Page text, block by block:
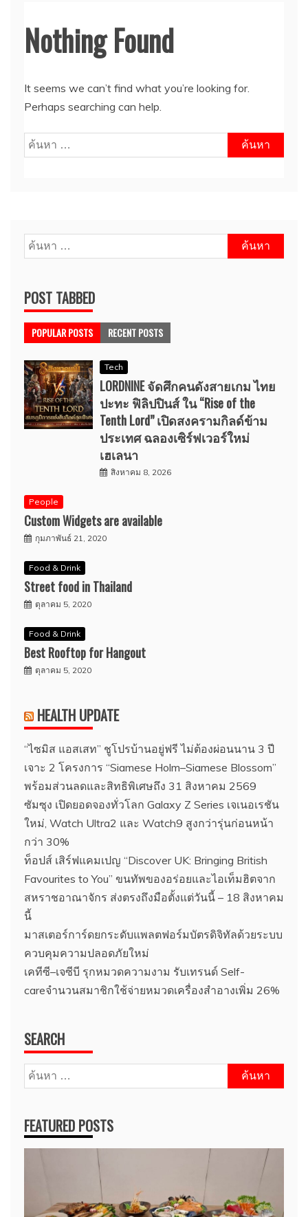
Nothing Found
It seems we can’t find what you’re looking for.
Perhaps searching can help.
ค้นหา
สำหรับ:
ค้นหา
สำหรับ:
POST TABBED
POPULAR POSTS RECENT POSTS
Tech
LORDNINE จัดศึกคนดังสายเกม ไทย
ปะทะ ฟิลิปปินส์ ใน “Rise of the
Tenth Lord” เปิดสงครามกิลด์ข้าม
ประเทศ ฉลองเซิร์ฟเวอร์ใหม่
เฮเลนา
สิงหาคม 8, 2026
People
Custom Widgets are available
กุมภาพันธ์ 21, 2020
Food & Drink
Street food in Thailand
ตุลาคม 5, 2020
Food & Drink
Best Rooftop for Hangout
ตุลาคม 5, 2020
HEALTH UPDATE
“ไซมิส แอสเสท” ชูโปรบ้านอยู่ฟรี ไม่ต้องผ่อนนาน 3 ปี
เจาะ 2 โครงการ “Siamese Holm–Siamese Blossom”
พร้อมส่วนลดและสิทธิพิเศษถึง 31 สิงหาคม 2569
ซัมซุง เปิดยอดจองทั่วโลก Galaxy Z Series เจเนอเรชัน
ใหม่, Watch Ultra2 และ Watch9 สูงกว่ารุ่นก่อนหน้า
กว่า 30%
ท็อปส์ เสิร์ฟแคมเปญ “Discover UK: Bringing British
Favourites to You” ขนทัพของอร่อยและไอเท็มฮิตจาก
สหราชอาณาจักร ส่งตรงถึงมือตั้งแต่วันนี้ – 18 สิงหาคม
นี้
มาสเตอร์การ์ดยกระดับแพลตฟอร์มบัตรดิจิทัลด้วยระบบ
ควบคุมความปลอดภัยใหม่
เคทีซี–เจซีบี รุกหมวดความงาม รับเทรนด์ Self-
careจำนวนสมาชิกใช้จ่ายหมวดเครื่องสำอางเพิ่ม 26%
SEARCH
ค้นหา
สำหรับ:
FEATURED POSTS